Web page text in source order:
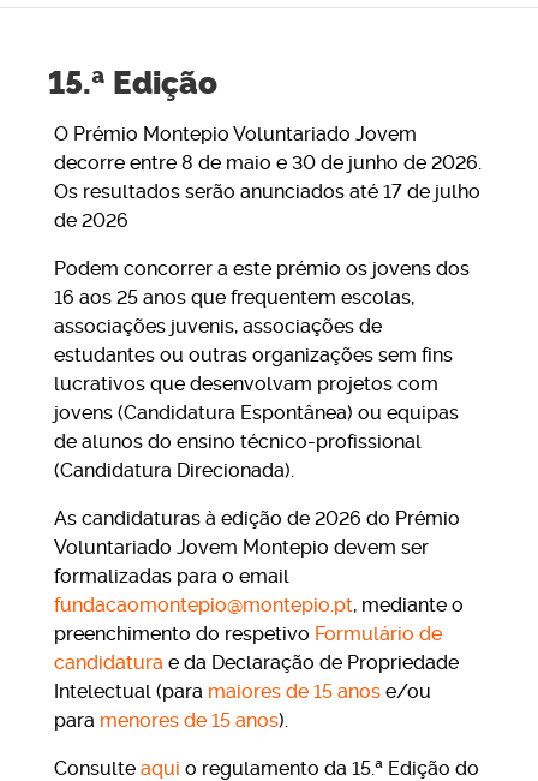
15.ª Edição
O Prémio Montepio Voluntariado Jovem
decorre entre 8 de maio e 30 de junho de 2026.
Os resultados serão anunciados até 17 de julho
de 2026
Podem concorrer a este prémio os jovens dos
16 aos 25 anos que frequentem escolas,
associações juvenis, associações de
estudantes ou outras organizações sem fins
lucrativos que desenvolvam projetos com
jovens (Candidatura Espontânea) ou equipas
de alunos do ensino técnico-profissional
(Candidatura Direcionada).
As candidaturas à edição de 2026 do Prémio
Voluntariado Jovem Montepio devem ser
formalizadas para o email
fundacaomontepio@montepio.pt, mediante o
preenchimento do respetivo Formulário de
candidatura e da Declaração de Propriedade
Intelectual (para maiores de 15 anos e/ou
para menores de 15 anos).
Consulte aqui o regulamento da 15.ª Edição do